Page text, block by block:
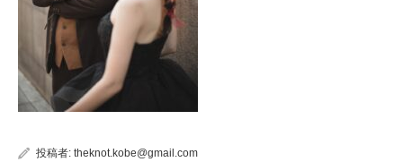
投稿者: theknot.kobe@gmail.com